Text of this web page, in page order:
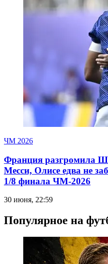
ЧМ 2026
Франция разгромила
Месси, Олисе едва не
1/8 финала ЧМ-2026
30 июня, 22:59
Популярное на